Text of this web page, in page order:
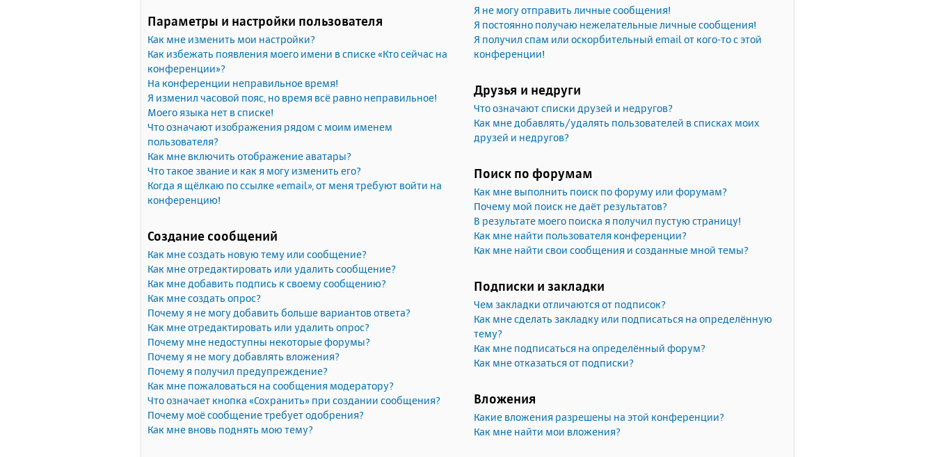
Параметры и настройки пользователя
Как мне изменить мои настройки?
Как избежать появления моего имени в списке «Кто сейчас на
конференции»?
На конференции неправильное время!
Я изменил часовой пояс, но время всё равно неправильное!
Моего языка нет в списке!
Что означают изображения рядом с моим именем
пользователя?
Как мне включить отображение аватары?
Что такое звание и как я могу изменить его?
Когда я щёлкаю по ссылке «email», от меня требуют войти на
конференцию!
Создание сообщений
Как мне создать новую тему или сообщение?
Как мне отредактировать или удалить сообщение?
Как мне добавить подпись к своему сообщению?
Как мне создать опрос?
Почему я не могу добавить больше вариантов ответа?
Как мне отредактировать или удалить опрос?
Почему мне недоступны некоторые форумы?
Почему я не могу добавлять вложения?
Почему я получил предупреждение?
Как мне пожаловаться на сообщения модератору?
Что означает кнопка «Сохранить» при создании сообщения?
Почему моё сообщение требует одобрения?
Как мне вновь поднять мою тему?
Я не могу отправить личные сообщения!
Я постоянно получаю нежелательные личные сообщения!
Я получил спам или оскорбительный email от кого-то с этой
конференции!
Друзья и недруги
Что означают списки друзей и недругов?
Как мне добавлять/удалять пользователей в списках моих
друзей и недругов?
Поиск по форумам
Как мне выполнить поиск по форуму или форумам?
Почему мой поиск не даёт результатов?
В результате моего поиска я получил пустую страницу!
Как мне найти пользователя конференции?
Как мне найти свои сообщения и созданные мной темы?
Подписки и закладки
Чем закладки отличаются от подписок?
Как мне сделать закладку или подписаться на определённую
тему?
Как мне подписаться на определённый форум?
Как мне отказаться от подписки?
Вложения
Какие вложения разрешены на этой конференции?
Как мне найти мои вложения?